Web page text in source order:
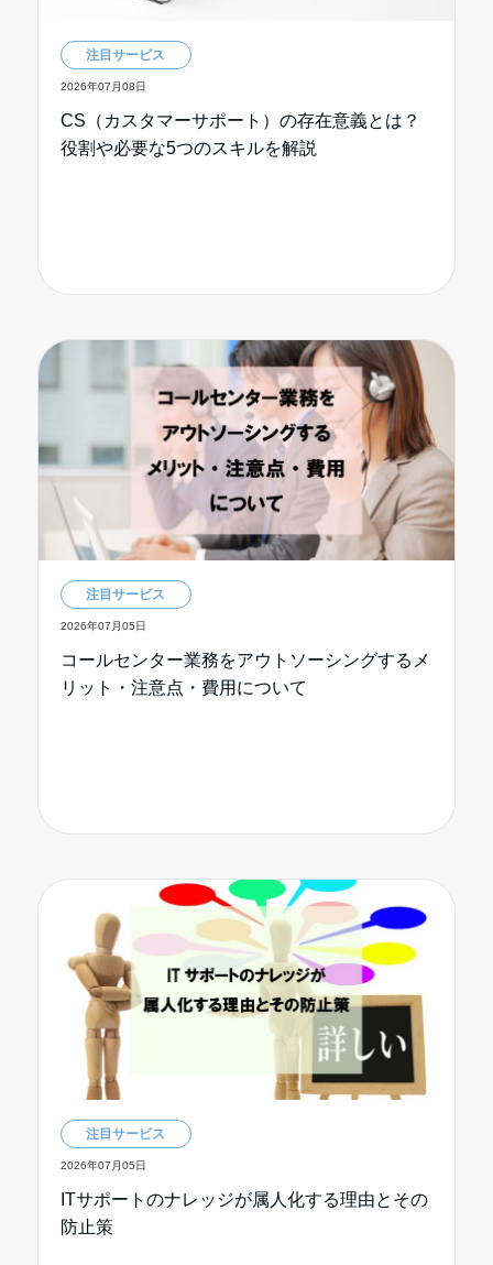
注目サービス
2026年07月08日
CS（カスタマーサポート）の存在意義とは？
役割や必要な5つのスキルを解説
注目サービス
2026年07月05日
コールセンター業務をアウトソーシングするメ
リット・注意点・費用について
注目サービス
2026年07月05日
ITサポートのナレッジが属人化する理由とその
防止策